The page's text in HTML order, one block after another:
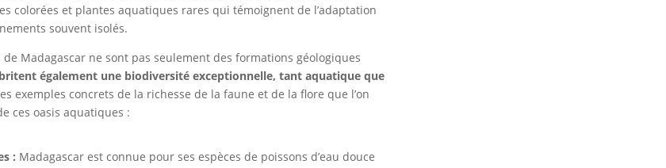
colorées et plantes aquatiques rares qui témoignent de l’adaptation
souvent isolés.
Madagascar ne sont pas seulement des formations géologiques
également une biodiversité exceptionnelle, tant aquatique que
exemples concrets de la richesse de la faune et de la flore que l’on
ces oasis aquatiques :
: Madagascar est connue pour ses espèces de poissons d’eau douce